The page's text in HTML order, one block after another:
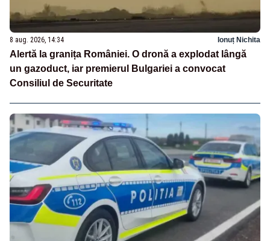
8 aug. 2026, 14:34 Ionuț Nichita
Alertă la granița României. O dronă a explodat lângă
un gazoduct, iar premierul Bulgariei a convocat
Consiliul de Securitate